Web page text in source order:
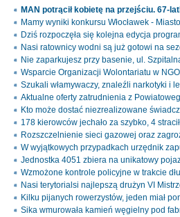
MAN potrącił kobietę na przejściu. 67-
Mamy wyniki konkursu Włocławek -
Dziś rozpoczęła się kolejna edycja
Nasi ratownicy wodni są już gotowi na
Nie zaparkujesz przy basenie, ul.
Wsparcie Organizacji Wolontariatu w
Szukali włamywaczy, znaleźli narkotyki i
Aktualne oferty zatrudnienia z
Kto może dostać niezrealizowane
178 kierowców jechało za szybko, 4
Rozszczelnienie sieci gazowej oraz
W wyjątkowych przypadkach urzędnik
Jednostka 4051 zbiera na unikatowy
Wzmożone kontrole policyjne w trakcie
Nasi terytorialsi najlepszą drużyn VI
Kilku pijanych rowerzystów, jeden miał
Sika wmurowała kamień węgielny pod